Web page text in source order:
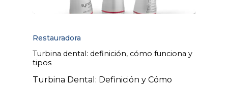
Restauradora
Turbina dental: definición, cómo funciona y
tipos
Turbina Dental: Definición y Cómo